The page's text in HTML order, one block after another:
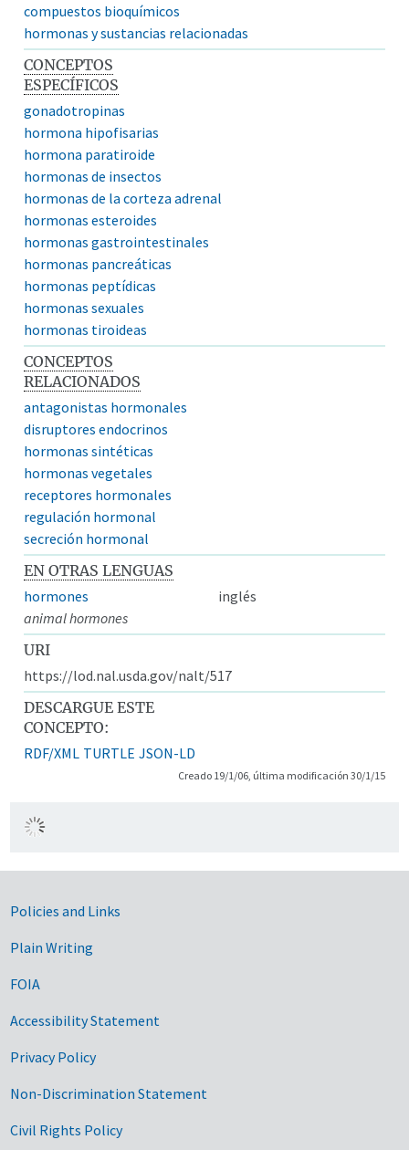
compuestos bioquímicos
hormonas y sustancias relacionadas
CONCEPTOS
ESPECÍFICOS
gonadotropinas
hormona hipofisarias
hormona paratiroide
hormonas de insectos
hormonas de la corteza adrenal
hormonas esteroides
hormonas gastrointestinales
hormonas pancreáticas
hormonas peptídicas
hormonas sexuales
hormonas tiroideas
CONCEPTOS
RELACIONADOS
antagonistas hormonales
disruptores endocrinos
hormonas sintéticas
hormonas vegetales
receptores hormonales
regulación hormonal
secreción hormonal
EN OTRAS LENGUAS
hormones
inglés
animal hormones
URI
https://lod.nal.usda.gov/nalt/517
DESCARGUE ESTE
CONCEPTO:
RDF/XML TURTLE JSON-LD
Creado 19/1/06, última modificación 30/1/15
Government Links
Policies and Links
Plain Writing
FOIA
Accessibility Statement
Privacy Policy
Non-Discrimination Statement
Civil Rights Policy